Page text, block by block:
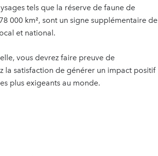
tels que la réserve de faune de
000 km², sont un signe supplémentaire de
et national.
vous devrez faire preuve de
la satisfaction de générer un impact positif
plus exigeants au monde.